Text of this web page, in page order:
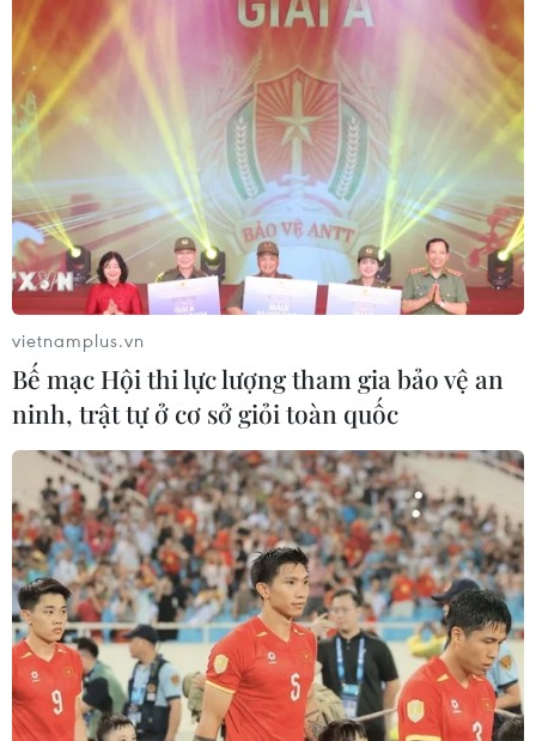
vietnamplus.vn
Bế mạc Hội thi lực lượng tham gia bảo vệ an
ninh, trật tự ở cơ sở giỏi toàn quốc